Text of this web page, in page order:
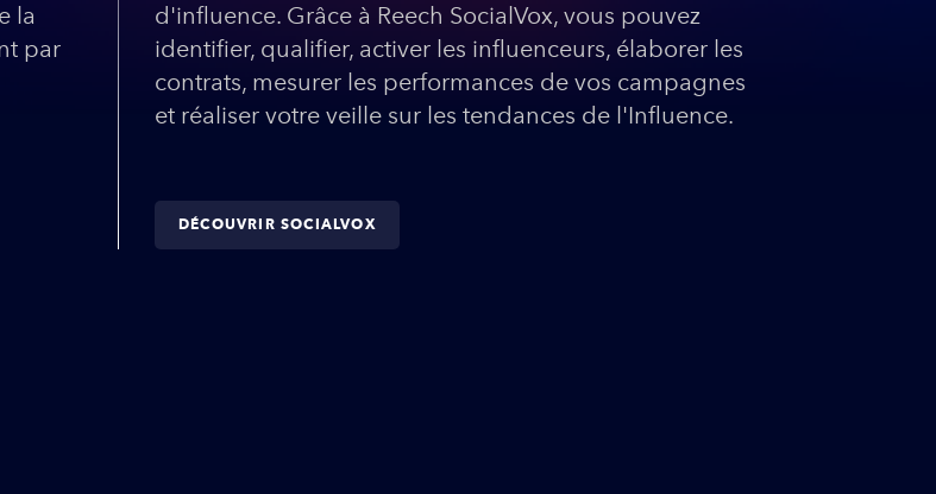
la
par
d'influence. Grâce à Reech SocialVox, vous pouvez
identifier, qualifier, activer les influenceurs, élaborer les
contrats, mesurer les performances de vos campagnes
et réaliser votre veille sur les tendances de l'Influence.
DÉCOUVRIR SOCIALVOX